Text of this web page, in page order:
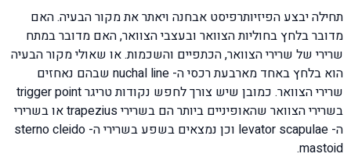
תחילה יבצע הפיזיותרפיסט אבחנה ויאתר את מקור הבעיה. האם
מדובר בלחץ בחוליות הצוואר ובעצבי הצוואר, האם מדובר במתח
שרירי של שרירי הצוואר, הכתפיים והשכמות. או שאולי מקור הבעיה
הוא בלחץ באחד מארבעת רכסי ה- nuchal line שבהם נאחזים
שרירי הצוואר. כמובן שיש צורך לחפש נקודות טריגר trigger point
בשרירי הצוואר שהאופיניים ביותר הם בשרירי trapezius או בשרירי
ה- levator scapulae וכן נמצאים בשפע בשרירי ה- sterno cleido
mastoid.